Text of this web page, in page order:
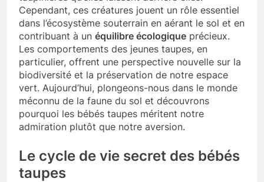
Cependant, ces créatures jouent un rôle essentiel
dans l’écosystème souterrain en aérant le sol et en
contribuant à un équilibre écologique précieux.
Les comportements des jeunes taupes, en
particulier, offrent une perspective nouvelle sur la
biodiversité et la préservation de notre espace
vert. Aujourd’hui, plongeons-nous dans le monde
méconnu de la faune du sol et découvrons
pourquoi les bébés taupes méritent notre
admiration plutôt que notre aversion.
Le cycle de vie secret des bébés
taupes